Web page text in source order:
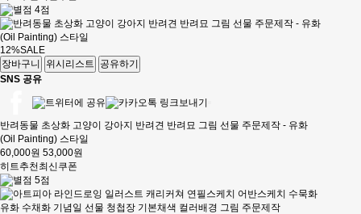
12%SALE
장바구니
위시리스트
공유하기
SNS 공유
반려동물 초상화 고양이 강아지 반려견 반려묘 그림 선물 주문제작 - 유화
(Oil Painting) 스타일
60,000원 53,000원
히트추천최신쿠폰